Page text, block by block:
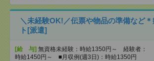
＼未経験OK!／伝票や物品の準備など
ト[派遣]
[給 与] 無資格未経験：時給1350円～ 経験者：
時給1450円～ ■月収例(週3日)：時給1350円